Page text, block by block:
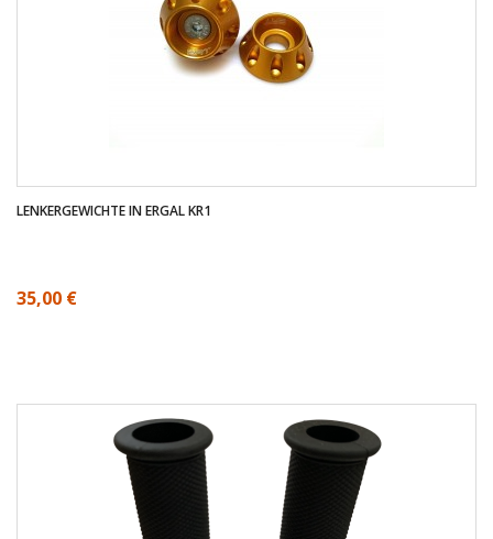
LENKERGEWICHTE IN ERGAL KR1
35,00 €